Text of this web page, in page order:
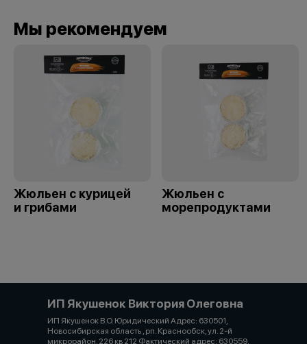
Мы рекомендуем
Жюльен с курицей
и грибами
Жюльен с
морепродуктами
ИП Якушенок Виктория Олеговна
ИП Якушенок В.О. Юридический Адрес: 630501,
Новосибирская область , рп. Краснообск, ул. 2-й
микрорайон, 226 кв 212 Фактический адрес: 630559,